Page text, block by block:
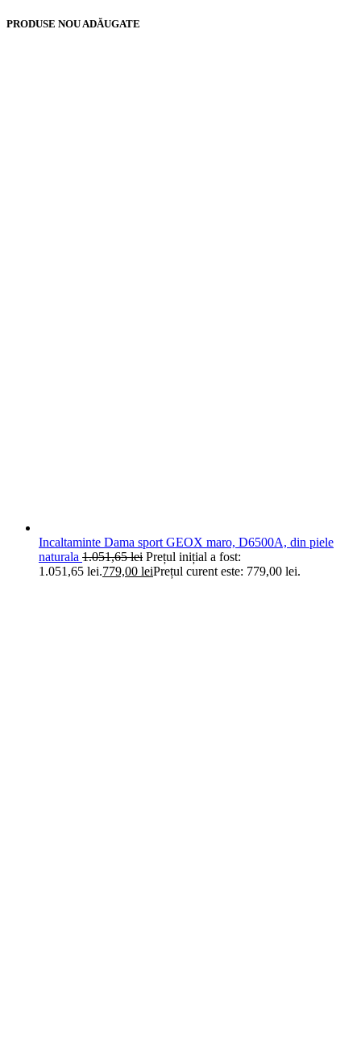
PRODUSE NOU ADĂUGATE
Incaltaminte Dama sport GEOX maro, D6500A, din piele
naturala 1.051,65lei Prețul inițial a fost:
1.051,65 lei.779,00 leiPrețul curent este: 779,00 lei.